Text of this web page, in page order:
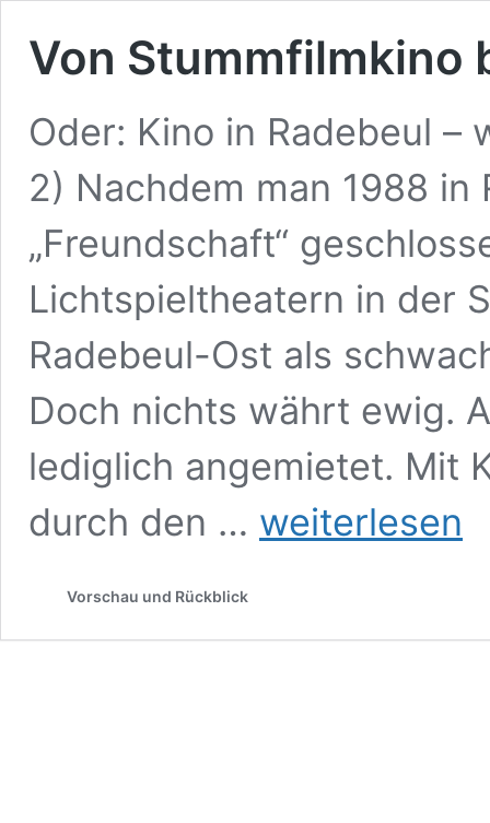
Von Stummfilmkino
Oder: Kino in Radebeul –
2) Nachdem man 1988 in
„Freundschaft“
Lichtspieltheatern in der
Radebeul-Ost als
Doch nichts währt ewig.
lediglich angemietet. Mit
durch den …
Stummfilmkino
weiterlesen
Vorschau und Rückblick